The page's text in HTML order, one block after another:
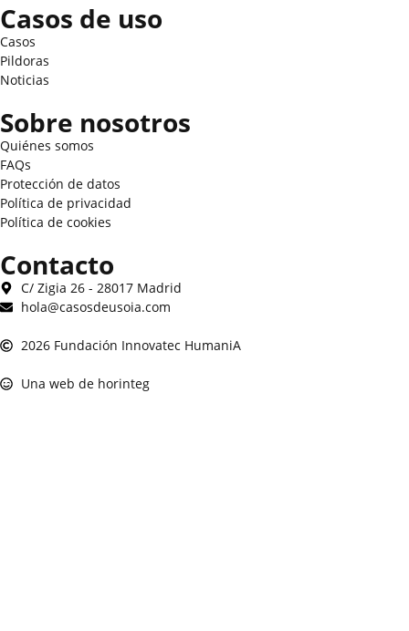
Casos de uso
Casos
Pildoras
Noticias
Sobre nosotros
Quiénes somos
FAQs
Protección de datos
Política de privacidad
Política de cookies
Contacto
C/ Zigia 26 - 28017 Madrid
hola@casosdeusoia.com
2026 Fundación Innovatec HumaniA
Una web de horinteg